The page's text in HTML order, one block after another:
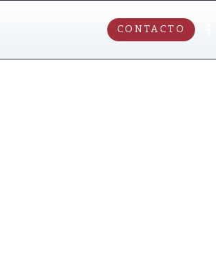
CONTACTO